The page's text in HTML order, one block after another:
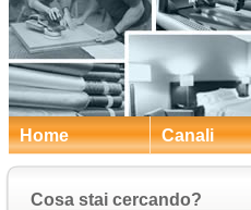
Home Canali
Cosa stai cercando?